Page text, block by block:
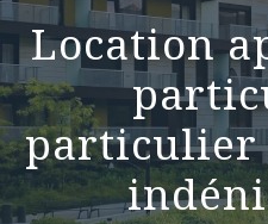
Location
particulier